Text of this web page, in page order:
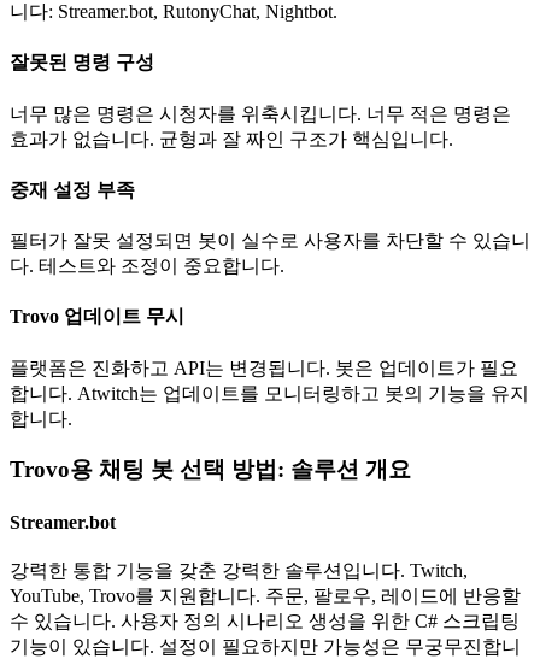
니다: Streamer.bot, RutonyChat, Nightbot.
잘못된 명령 구성
너무 많은 명령은 시청자를 위축시킵니다. 너무 적은 명령은
효과가 없습니다. 균형과 잘 짜인 구조가 핵심입니다.
중재 설정 부족
필터가 잘못 설정되면 봇이 실수로 사용자를 차단할 수 있습니
다. 테스트와 조정이 중요합니다.
Trovo 업데이트 무시
플랫폼은 진화하고 API는 변경됩니다. 봇은 업데이트가 필요
합니다. Atwitch는 업데이트를 모니터링하고 봇의 기능을 유지
합니다.
Trovo용 채팅 봇 선택 방법: 솔루션 개요
Streamer.bot
강력한 통합 기능을 갖춘 강력한 솔루션입니다. Twitch,
YouTube, Trovo를 지원합니다. 주문, 팔로우, 레이드에 반응할
수 있습니다. 사용자 정의 시나리오 생성을 위한 C# 스크립팅
기능이 있습니다. 설정이 필요하지만 가능성은 무궁무진합니